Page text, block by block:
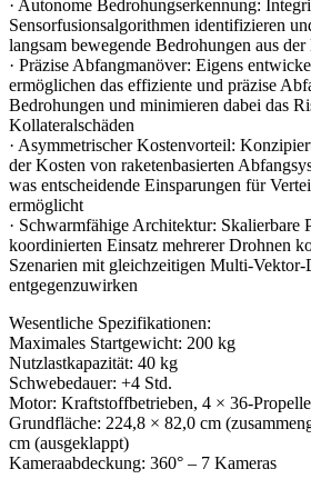
· Autonome Bedrohungserkennung:
Sensorfusionsalgorithmen identifizieren
langsam bewegende Bedrohungen aus
· Präzise Abfangmanöver: Eigens
ermöglichen das effiziente und präzise
Bedrohungen und minimieren dabei das
Kollateralschäden
· Asymmetrischer Kostenvorteil:
der Kosten von raketenbasierten
was entscheidende Einsparungen für
ermöglicht
· Schwarmfähige Architektur: Skalierbare
koordinierten Einsatz mehrerer Drohnen
Szenarien mit gleichzeitigen Multi-
entgegenzuwirken
Wesentliche Spezifikationen:
Maximales Startgewicht: 200 kg
Nutzlastkapazität: 40 kg
Schwebedauer: +4 Std.
Motor: Kraftstoffbetrieben, 4 × 36-
Grundfläche: 224,8 × 82,0 cm
cm (ausgeklappt)
Kameraabdeckung: 360° – 7 Kameras